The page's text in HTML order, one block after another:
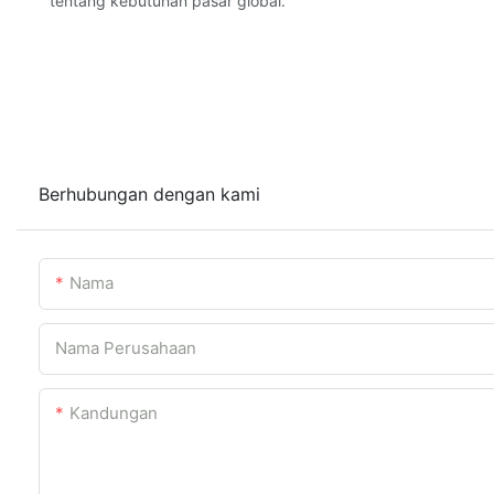
Berhubungan dengan kami
Nama
Nama Perusahaan
Kandungan